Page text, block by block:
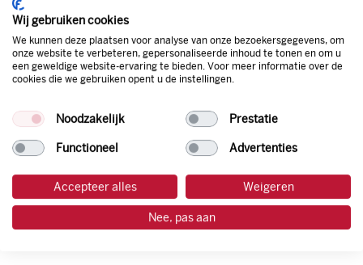
brandstof mee betaalt kunnen worden.
Bovendien profiteer je altijd van een gegarandeerde
korting. Mocht de pompprijs toch lager zijn dan betaal je
natuurlijk de prijs aan de pomp. Zo ben je altijd verzekerd
van de laagste prijs.
tankpas aanvragen
laadpas aanvragen
Wij gebruiken cookies
We kunnen deze plaatsen voor analyse van onze bezoekersgegevens, om
onze website te verbeteren, gepersonaliseerde inhoud te tonen en om u
een geweldige website-ervaring te bieden. Voor meer informatie over de
cookies die we gebruiken opent u de instellingen.
Noodzakelijk Prestatie
Functioneel Advertenties
Accepteer alles Weigeren
Nee, pas aan